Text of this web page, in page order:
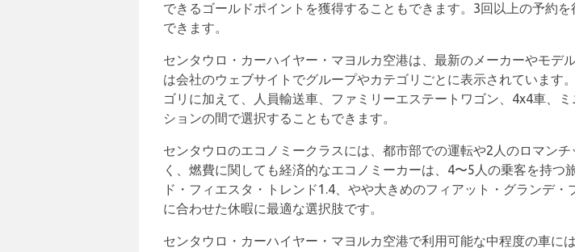
できるゴールドポイントを獲得することもできます。3回以上の予約
できます。
センタウロ・カーハイヤー・マヨルカ空港は、最新のメーカーやモデ
は会社のウェブサイトでグループやカテゴリごとに表示されています
ゴリに加えて、人員輸送車、ファミリーエステートワゴン、4x4車、
ションの間で選択することもできます。
センタウロのエコノミークラスには、都市部での運転や2人のロマン
く、燃費に関しても経済的なエコノミーカーは、4〜5人の乗客を持
ド・フィエスタ・トレンド1.4、やや大きめのフィアット・グランデ
に合わせた休暇に最適な選択肢です。
センタウロ・カーハイヤー・マヨルカ空港で利用可能な中程度の車に